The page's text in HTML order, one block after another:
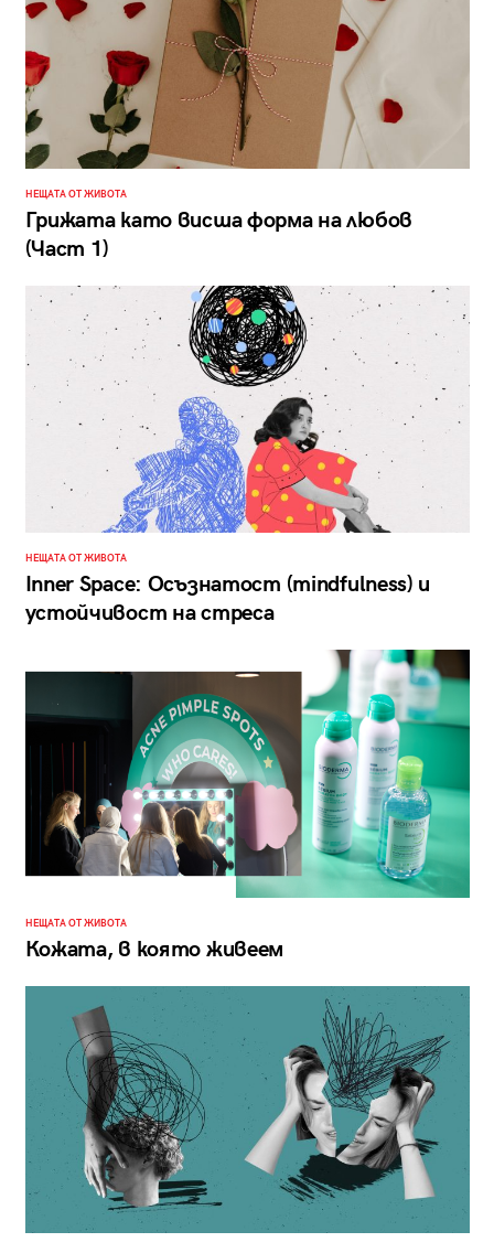
НЕЩАТА ОТ ЖИВОТА
Грижата като висша форма на любов
(Част 1)
НЕЩАТА ОТ ЖИВОТА
Inner Space: Осъзнатост (mindfulness) и
устойчивост на стреса
НЕЩАТА ОТ ЖИВОТА
Кожата, в която живеем